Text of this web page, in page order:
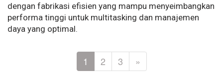
dengan fabrikasi efisien yang mampu menyeimbangkan
performa tinggi untuk multitasking dan manajemen
daya yang optimal.
1 2 3 »